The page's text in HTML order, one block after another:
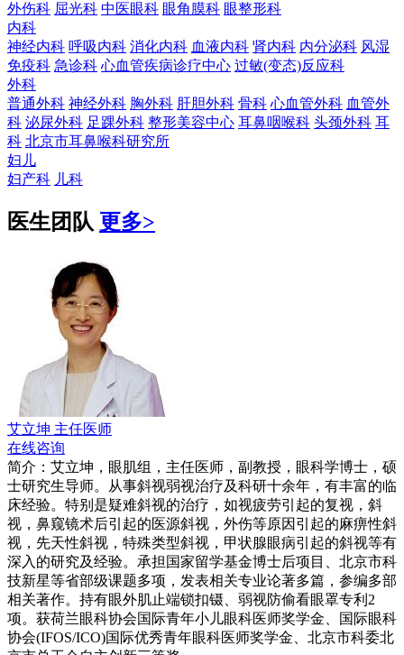
外伤科 屈光科 中医眼科 眼角膜科 眼整形科
内科
神经内科 呼吸内科 消化内科 血液内科 肾内科 内分泌科 风湿
免疫科 急诊科 心血管疾病诊疗中心 过敏(变态)反应科
外科
普通外科 神经外科 胸外科 肝胆外科 骨科 心血管外科 血管外
科 泌尿外科 足踝外科 整形美容中心 耳鼻咽喉科 头颈外科 耳
科 北京市耳鼻喉科研究所
妇儿
妇产科 儿科
医生团队 更多>
艾立坤 主任医师
在线咨询
简介：艾立坤，眼肌组，主任医师，副教授，眼科学博士，硕
士研究生导师。从事斜视弱视治疗及科研十余年，有丰富的临
床经验。特别是疑难斜视的治疗，如视疲劳引起的复视，斜
视，鼻窥镜术后引起的医源斜视，外伤等原因引起的麻痹性斜
视，先天性斜视，特殊类型斜视，甲状腺眼病引起的斜视等有
深入的研究及经验。承担国家留学基金博士后项目、北京市科
技新星等省部级课题多项，发表相关专业论著多篇，参编多部
相关著作。持有眼外肌止端锁扣镊、弱视防偷看眼罩专利2
项。获荷兰眼科协会国际青年小儿眼科医师奖学金、国际眼科
协会(IFOS/ICO)国际优秀青年眼科医师奖学金、北京市科委北